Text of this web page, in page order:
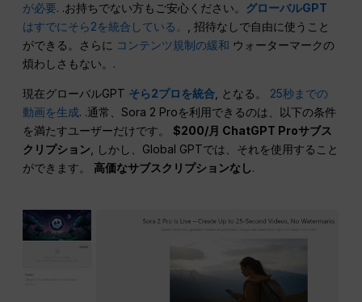
が必要. .お持ちでない方もご安心ください。 グローバルGPT
はすでにそら2を統合している。
, 招待なしで自由に使うこと
ができる。さらに コンテンツ規制の緩和 ウォーターマークの
煩わしさもない。.
現在グローバルGPT そら2プロを統合, となる。 25秒までの
動画を生成. .通常、Sora 2 Proを利用できるのは、以下の条件
を満たすユーザーだけです。$200/月 ChatGPT Proサブス
クリプション, しかし、Global GPTでは、それを使用すること
ができます。高価なサブスクリプションなし.